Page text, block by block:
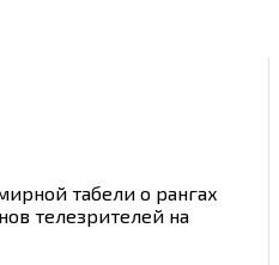
табели о рангах
телезрителей на